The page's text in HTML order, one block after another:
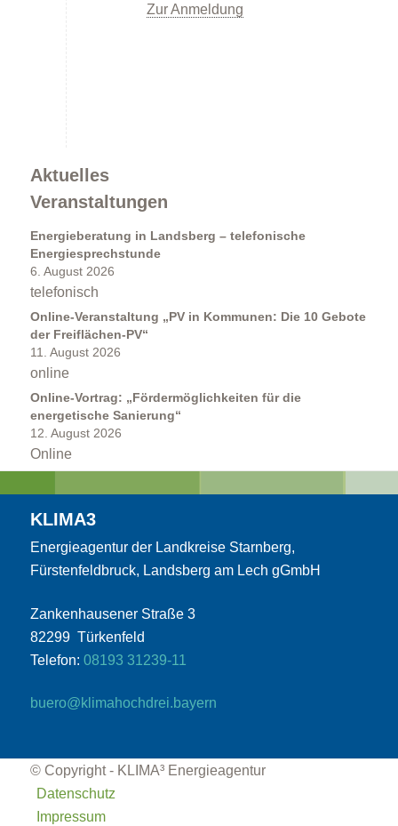
Projektbegleitung
Förderkompass
Zur Anmeldung
Aktuelles
Veranstaltungen
Energieberatung in Landsberg – telefonische
Energiesprechstunde
6. August 2026
telefonisch
Online-Veranstaltung „PV in Kommunen: Die 10 Gebote
der Freiflächen-PV“
11. August 2026
online
Online-Vortrag: „Fördermöglichkeiten für die
energetische Sanierung“
12. August 2026
Online
KLIMA3
Energieagentur der Landkreise Starnberg,
Fürstenfeldbruck, Landsberg am Lech gGmbH
Zankenhausener Straße 3
82299 Türkenfeld
Telefon: 08193 31239-11
buero@klimahochdrei.bayern
© Copyright - KLIMA³ Energieagentur
Datenschutz
Impressum